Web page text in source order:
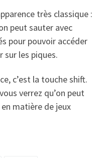
très classique :
peut sauter avec
pour pouvoir accéder
sur les piques.
c’est la touche shift.
verrez qu’on peut
matière de jeux